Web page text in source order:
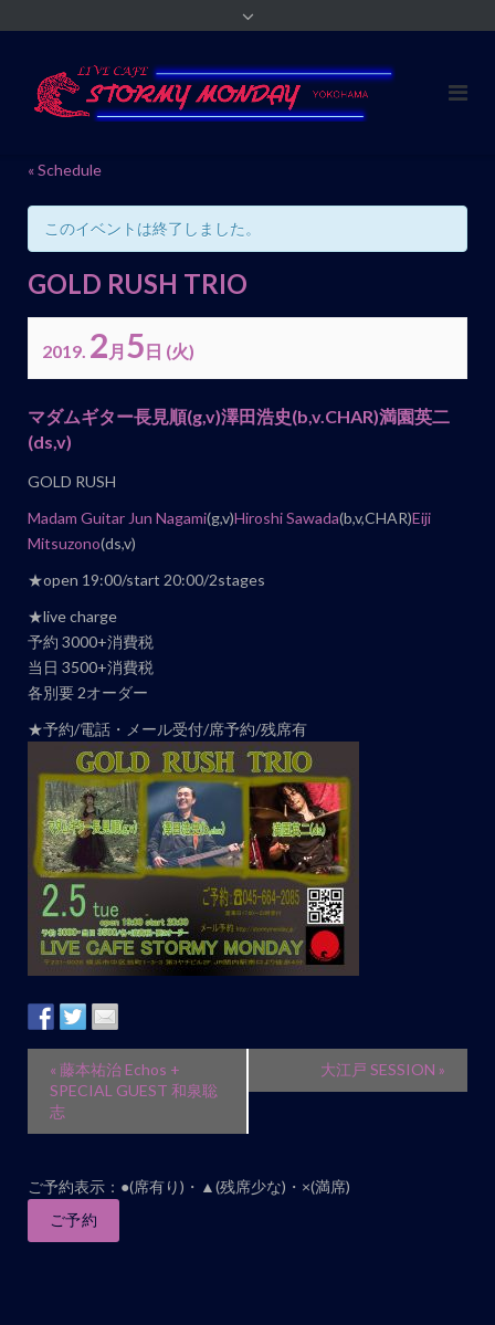
« Schedule
このイベントは終了しました。
GOLD RUSH TRIO
2019. 2 月 5日 (火)
イ
ベ
ト
ナ
ビ
ゲ
ー
シ
ョ
ン
マダムギター長見順(g,v)澤田浩史(b,v.CHAR)満園英二
(ds,v)
GOLD RUSH
Madam Guitar Jun Nagami(g,v)Hiroshi Sawada(b,v,CHAR)Eiji
Mitsuzono(ds,v)
★open 19:00/start 20:00/2stages
★live charge
予約 3000+消費税
当日 3500+消費税
各別要 2オーダー
★予約/電話・メール受付/席予約/残席有
ナ
ビ
ゲ
« 藤本祐治 Echos +
SPECIAL GUEST 和泉聡
志
大江戸 SESSION »
ご予約表示：●(席有り)・▲(残席少な)・×(満席)
ご予約